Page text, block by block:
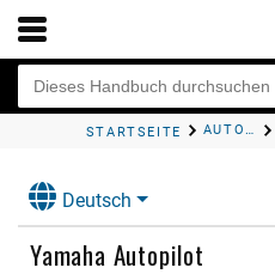
STARTSEITE AUTOPILOT
Deutsch
Yamaha Autopilot